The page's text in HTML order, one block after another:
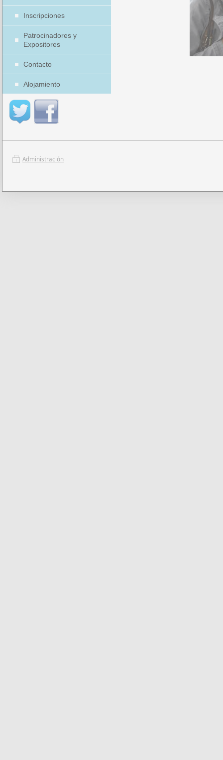
Inscripciones
Patrocinadores y
Expositores
Contacto
Alojamiento
Administración